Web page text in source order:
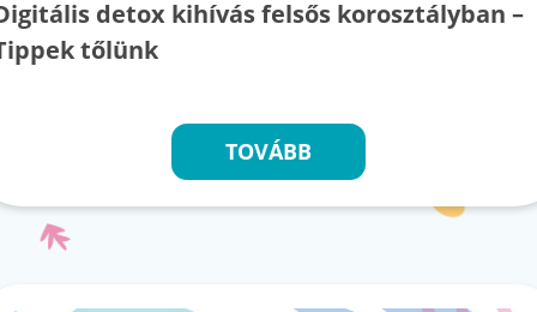
detox kihívás felsős korosztályban –
tőlünk
TOVÁBB